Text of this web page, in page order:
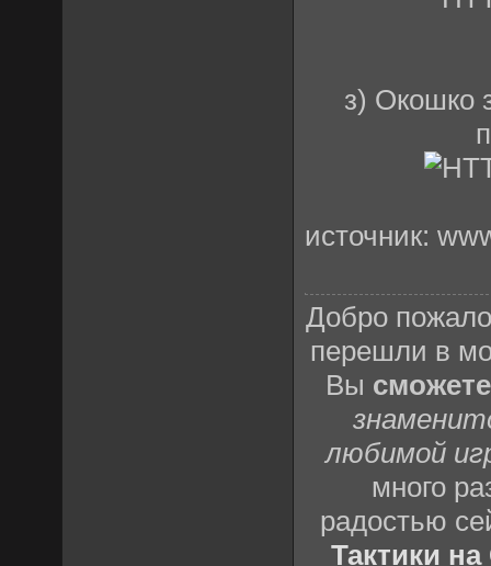
з) Окошко
источник:
Добро
перешли в
Вы
любимой
много
радостью
Тактики